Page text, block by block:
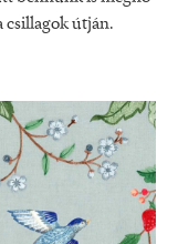
csillagok útján.